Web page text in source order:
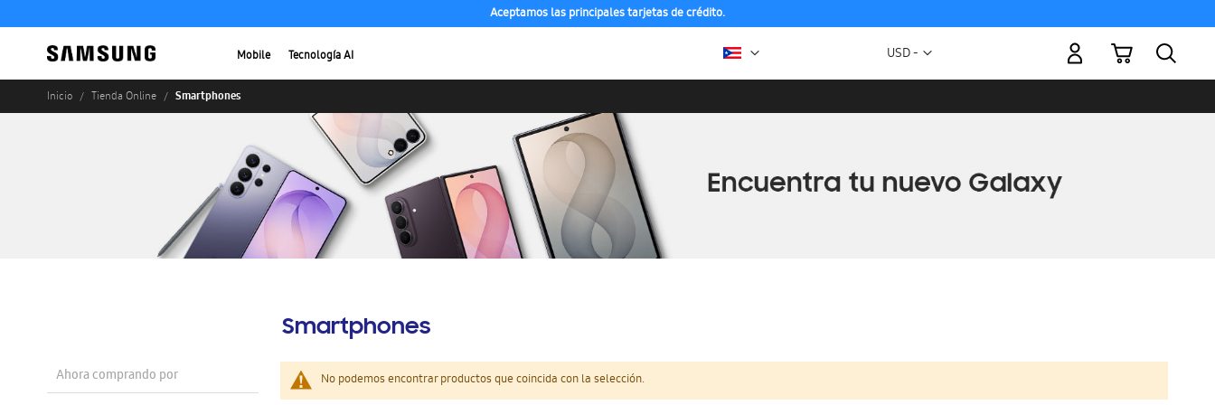
Aceptamos las principales tarjetas de crédito.
Mobile Tecnología AI Moneda
USD -
Mi carrito
Inicio Tienda Online Smartphones
Smartphones
No podemos encontrar productos que coincida con la selección.
Ahora comprando por